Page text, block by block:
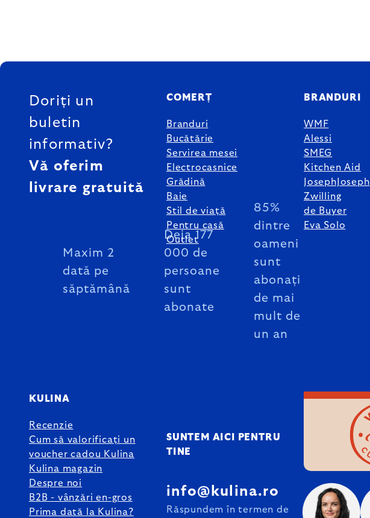
SUBSOL
Doriți un
buletin
informativ?
Vă oferim
livrare gratuită
Maxim 2
dată pe
săptămână
Deja 177
000 de
persoane
sunt
abonate
85%
dintre
oameni
sunt
abonați
de mai
mult de
un an
COMERȚ
Branduri
Bucătărie
Servirea mesei
Electrocasnice
Grădină
Baie
Stil de viață
Pentru casă
Outlet
BRANDURI
WMF
Alessi
SMEG
Kitchen Aid
JosephJoseph
Zwilling
de Buyer
Eva Solo
KULINA
Recenzie
Cum să valorificați un
voucher cadou Kulina
Kulina magazin
Despre noi
B2B - vânzări en-gros
Prima dată la Kulina?
SUNTEM AICI PENTRU
TINE
info@kulina.ro
Răspundem în termen de